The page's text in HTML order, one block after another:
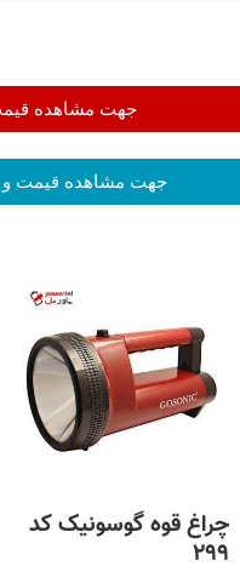
جهت مشاهده
جهت مشاهده قیمت و
چراغ قوه گوسونیک کد
299